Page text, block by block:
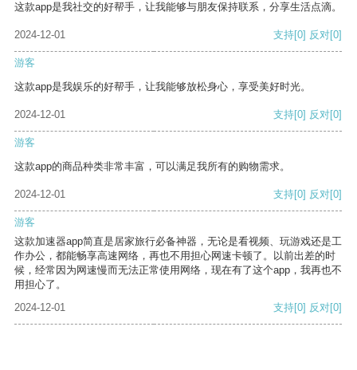
这款app是我社交的好帮手，让我能够与朋友保持联系，分享生活点滴。
2024-12-01 支持[0] 反对[0]
游客
这款app是我娱乐的好帮手，让我能够放松身心，享受美好时光。
2024-12-01 支持[0] 反对[0]
游客
这款app的商品种类非常丰富，可以满足我所有的购物需求。
2024-12-01 支持[0] 反对[0]
游客
这款加速器app简直是居家旅行必备神器，无论是看视频、玩游戏还是工
作办公，都能畅享高速网络，再也不用担心网速卡顿了。以前出差的时
候，经常因为网速慢而无法正常使用网络，现在有了这个app，我再也不
用担心了。
2024-12-01
支持[0] 反对[0]